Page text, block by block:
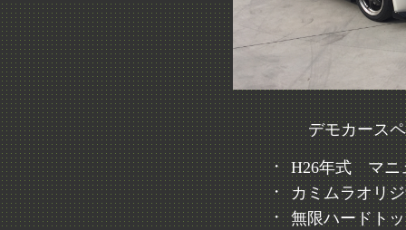
デモカース
・ H26年式 マニ
・ カミムラオリ
・ 無限ハードト